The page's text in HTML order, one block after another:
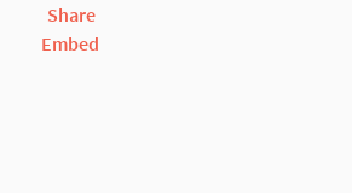
Share
Embed